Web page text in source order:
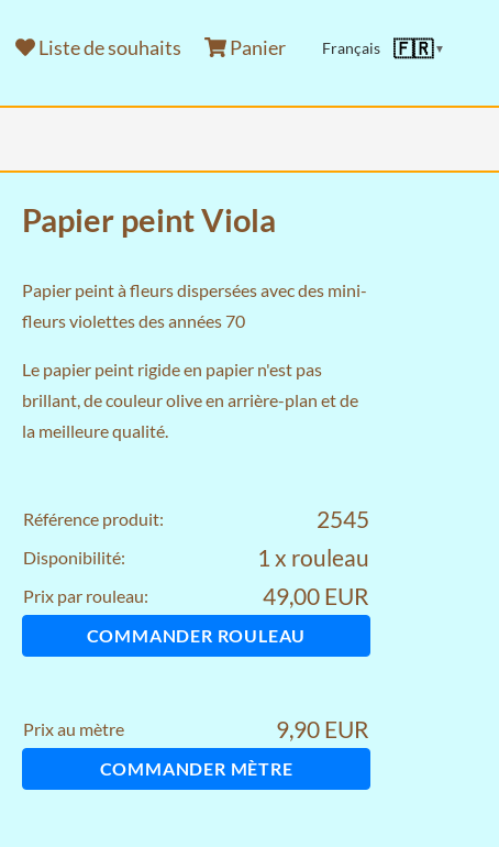
Liste de souhaits Panier Français 🇫🇷▼
Papier peint Viola
Papier peint à fleurs dispersées avec des mini-
fleurs violettes des années 70
Le papier peint rigide en papier n'est pas
brillant, de couleur olive en arrière-plan et de
la meilleure qualité.
Référence produit: 2545
Disponibilité: 1 x rouleau
Prix par rouleau: 49,00 EUR
COMMANDER ROULEAU
Prix au mètre 9,90 EUR
COMMANDER MÈTRE